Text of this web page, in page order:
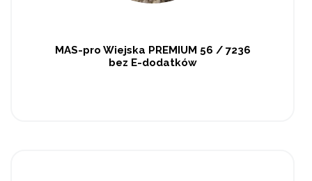
MAS-pro Wiejska PREMIUM 56 / 7236
bez E-dodatków